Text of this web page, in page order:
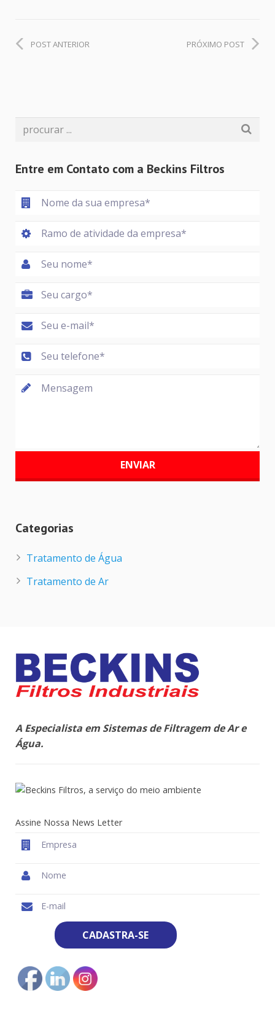
POST ANTERIOR PRÓXIMO POST
Entre em Contato com a Beckins Filtros
Categorias
Tratamento de Água
Tratamento de Ar
A Especialista em Sistemas de Filtragem de Ar e
Água.
Assine Nossa News Letter